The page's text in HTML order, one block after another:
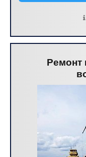
Ремонт